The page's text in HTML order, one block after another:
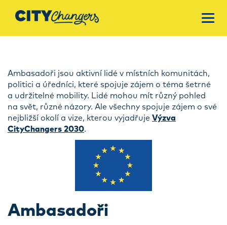
Ambasadoři jsou aktivní lidé v místních komunitách,
politici a úředníci, které spojuje zájem o téma šetrné
a udržitelné mobility. Lidé mohou mít různý pohled
na svět, různé názory. Ale všechny spojuje zájem o své
nejbližší okolí a vize, kterou vyjadřuje Výzva
CityChangers 2030.
Ambasadoři